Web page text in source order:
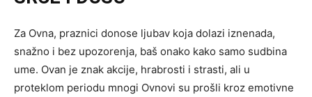
Za Ovna, praznici donose ljubav koja dolazi iznenada,
snažno i bez upozorenja, baš onako kako samo sudbina
ume. Ovan je znak akcije, hrabrosti i strasti, ali u
proteklom periodu mnogi Ovnovi su prošli kroz emotivne